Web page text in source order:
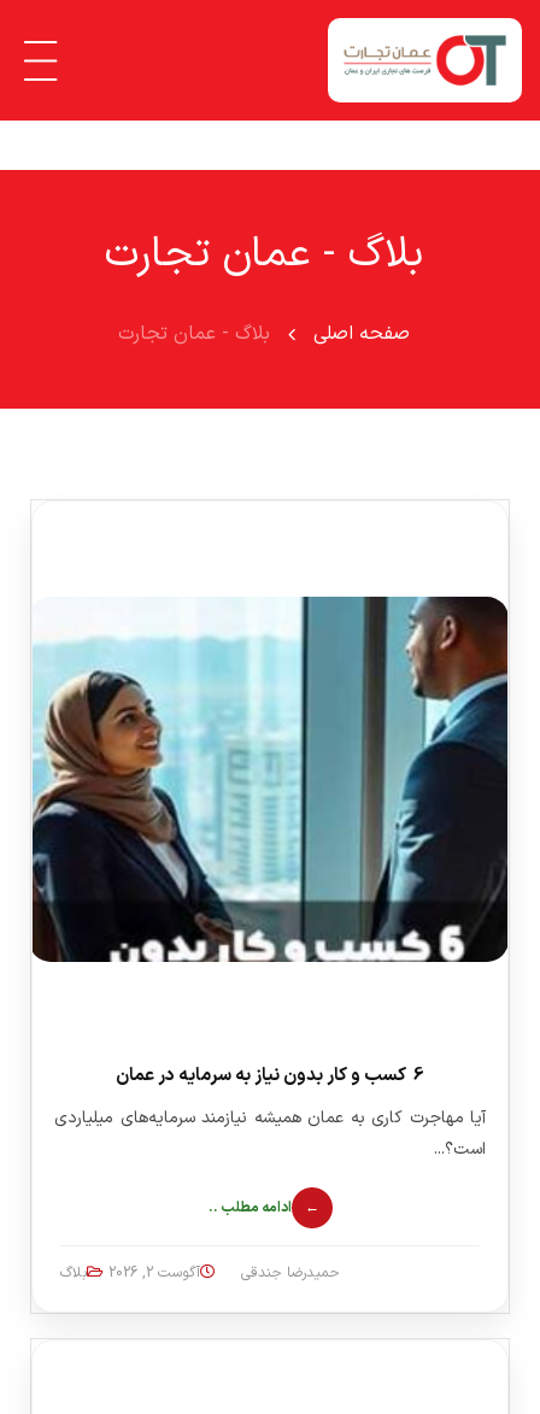
بلاگ - عمان تجارت
صفحه اصلی بلاگ - عمان تجارت
6 کسب و کار بدون نیاز به سرمایه در عمان
آیا مهاجرت کاری به عمان همیشه نیازمند سرمایه‌های میلیاردی
است؟...
ادامه مطلب ..
حمیدرضا جندقی آگوست 2, 2026 بلاگ